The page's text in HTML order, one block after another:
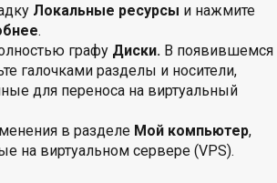
Локальные ресурсы и нажмите
.
графу Диски. В появившемся
галочками разделы и носители,
для переноса на виртуальный
в разделе Мой компьютер,
на виртуальном сервере (VPS).